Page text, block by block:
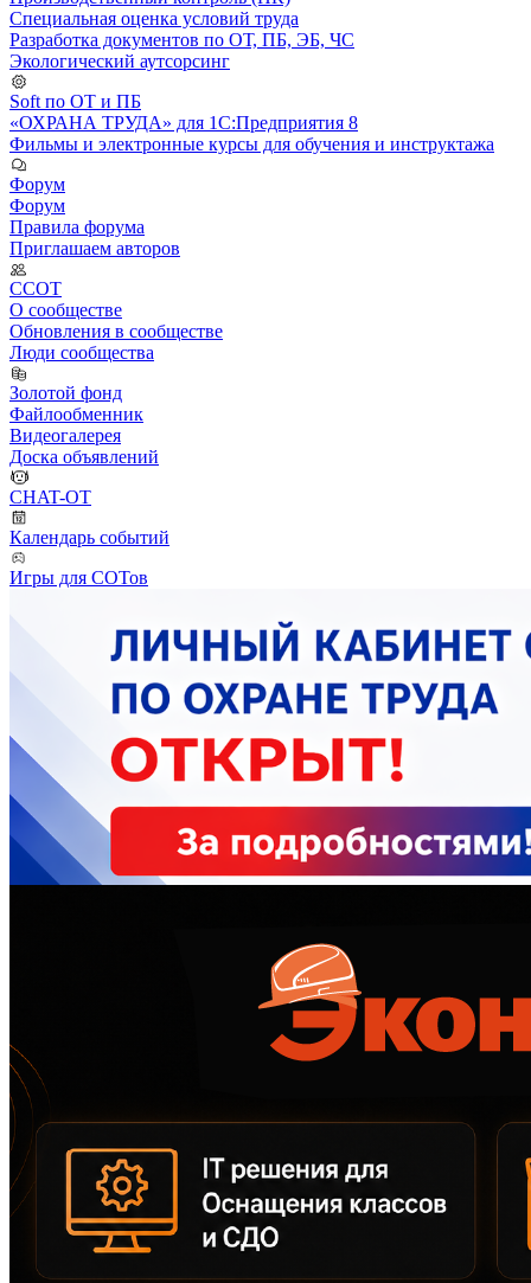
Специальная оценка условий труда
Разработка документов по ОТ, ПБ, ЭБ, ЧС
Экологический аутсорсинг
Soft по ОТ и ПБ
«ОХРАНА ТРУДА» для 1С:Предприятия 8
Фильмы и электронные курсы для обучения и инструктажа
Форум
Форум
Правила форума
Приглашаем авторов
ССОТ
О сообществе
Обновления в сообществе
Люди сообщества
Золотой фонд
Файлообменник
Видеогалерея
Доска объявлений
CHAT-OT
Календарь событий
Игры для СОТов